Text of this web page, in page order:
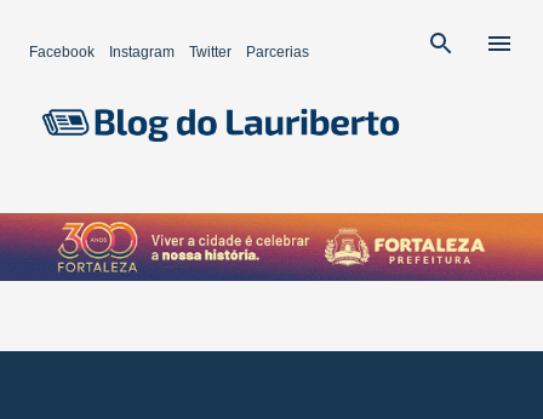
Facebook Instagram Twitter Parcerias